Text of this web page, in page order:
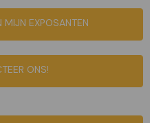
MIJN EXPOSANTEN
ONS!